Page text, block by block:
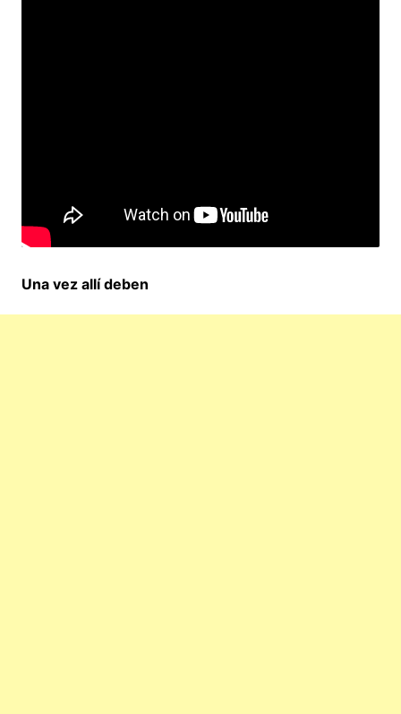
Una vez allí deben